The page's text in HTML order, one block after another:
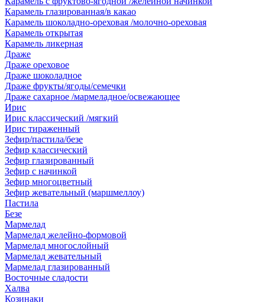
Карамель глазированная/в какао
Карамель шоколадно-ореховая /молочно-ореховая
Карамель открытая
Карамель ликерная
Драже
Драже ореховое
Драже шоколадное
Драже фрукты/ягоды/семечки
Драже сахарное /мармеладное/освежающее
Ирис
Ирис классический /мягкий
Ирис тираженный
Зефир/пастила/безе
Зефир классический
Зефир глазированный
Зефир с начинкой
Зефир многоцветный
Зефир жевательный (маршмеллоу)
Пастила
Безе
Мармелад
Мармелад желейно-формовой
Мармелад многослойный
Мармелад жевательный
Мармелад глазированный
Восточные сладости
Халва
Козинаки